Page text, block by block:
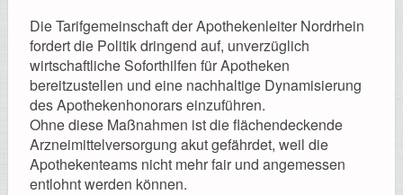
Die Tarifgemeinschaft der Apothekenleiter Nordrhein
fordert die Politik dringend auf, unverzüglich
wirtschaftliche Soforthilfen für Apotheken
bereitzustellen und eine nachhaltige Dynamisierung
des Apothekenhonorars einzuführen.
Ohne diese Maßnahmen ist die flächendeckende
Arzneimittelversorgung akut gefährdet, weil die
Apothekenteams nicht mehr fair und angemessen
entlohnt werden können.